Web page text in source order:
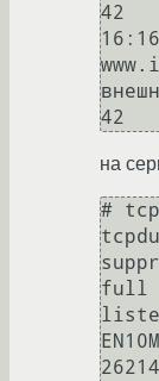
42
на
#
full